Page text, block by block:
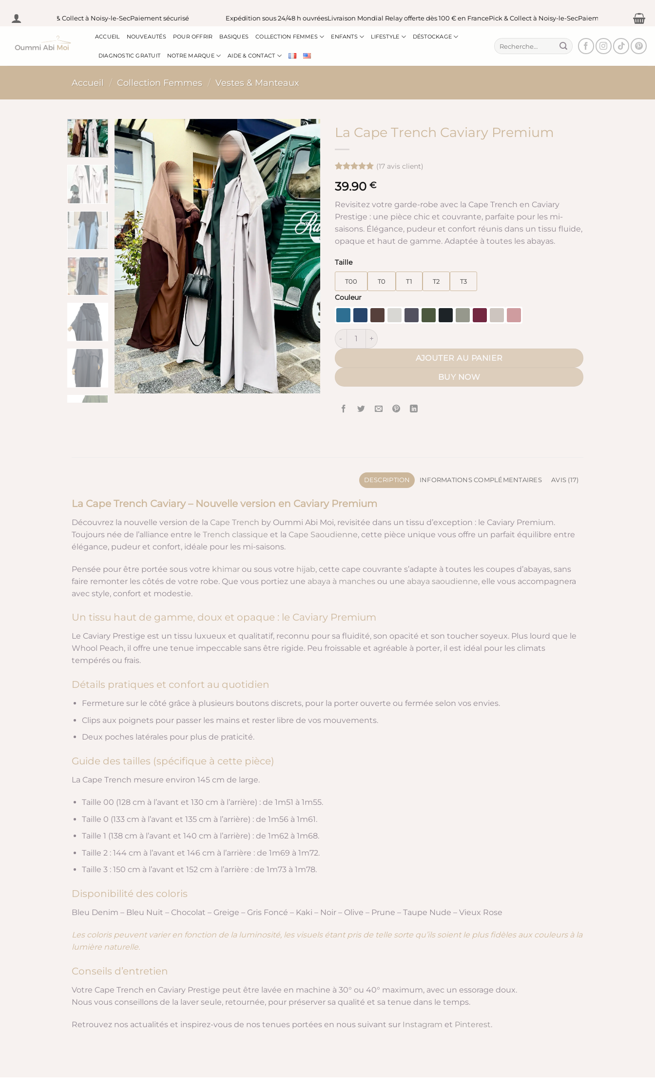
Passer
France Pick & Collect à Noisy-le-SecPaiement sécurisé Expédition sous 24/48 h ouvréesLivraison Mondial Relay offerte dès 100 € en FrancePick & Collect à Noisy-le-SecPaiement sécurisé
ACCUEIL NOUVEAUTÉS POUR OFFRIR BASIQUES COLLECTION FEMMES ENFANTS LIFESTYLE DÉSTOCKAGE
DIAGNOSTIC GRATUIT NOTRE MARQUE AIDE & CONTACT
Recherche
pour :
Accueil / Collection Femmes / Vestes & Manteaux
La Cape Trench Caviary Premium
sur 5 basé
sur
notations
client
(17avis client)
39.90 €
Revisitez votre garde-robe avec la Cape Trench en Caviary
Prestige : une pièce chic et couvrante, parfaite pour les mi-
saisons. Élégance, pudeur et confort réunis dans un tissu fluide,
opaque et haut de gamme. Adaptée à toutes les abayas.
Taille
T00 T0 T1 T2 T3
Couleur
quantité de La Cape Trench Caviary Premium
AJOUTER AU PANIER
BUY NOW
DESCRIPTION INFORMATIONS COMPLÉMENTAIRES AVIS (17)
La Cape Trench Caviary – Nouvelle version en Caviary Premium
Découvrez la nouvelle version de la Cape Trench by Oummi Abi Moi, revisitée dans un tissu d’exception : le Caviary Premium.
Toujours née de l’alliance entre le Trench classique et la Cape Saoudienne, cette pièce unique vous offre un parfait équilibre entre
élégance, pudeur et confort, idéale pour les mi-saisons.
Pensée pour être portée sous votre khimar ou sous votre hijab, cette cape couvrante s’adapte à toutes les coupes d’abayas, sans
faire remonter les côtés de votre robe. Que vous portiez une abaya à manches ou une abaya saoudienne, elle vous accompagnera
avec style, confort et modestie.
Un tissu haut de gamme, doux et opaque : le Caviary Premium
Le Caviary Prestige est un tissu luxueux et qualitatif, reconnu pour sa fluidité, son opacité et son toucher soyeux. Plus lourd que le
Whool Peach, il offre une tenue impeccable sans être rigide. Peu froissable et agréable à porter, il est idéal pour les climats
tempérés ou frais.
Détails pratiques et confort au quotidien
Fermeture sur le côté grâce à plusieurs boutons discrets, pour la porter ouverte ou fermée selon vos envies.
Clips aux poignets pour passer les mains et rester libre de vos mouvements.
Deux poches latérales pour plus de praticité.
Guide des tailles (spécifique à cette pièce)
La Cape Trench mesure environ 145 cm de large.
Taille 00 (128 cm à l’avant et 130 cm à l’arrière) : de 1m51 à 1m55.
Taille 0 (133 cm à l’avant et 135 cm à l’arrière) : de 1m56 à 1m61.
Taille 1 (138 cm à l’avant et 140 cm à l’arrière) : de 1m62 à 1m68.
Taille 2 : 144 cm à l’avant et 146 cm à l’arrière : de 1m69 à 1m72.
Taille 3 : 150 cm à l’avant et 152 cm à l’arrière : de 1m73 à 1m78.
Disponibilité des coloris
Bleu Denim – Bleu Nuit – Chocolat – Greige – Gris Foncé – Kaki – Noir – Olive – Prune – Taupe Nude – Vieux Rose
Les coloris peuvent varier en fonction de la luminosité, les visuels étant pris de telle sorte qu’ils soient le plus fidèles aux couleurs à la
lumière naturelle.
Conseils d’entretien
Votre Cape Trench en Caviary Prestige peut être lavée en machine à 30° ou 40° maximum, avec un essorage doux.
Nous vous conseillons de la laver seule, retournée, pour préserver sa qualité et sa tenue dans le temps.
Retrouvez nos actualités et inspirez-vous de nos tenues portées en nous suivant sur Instagram et Pinterest.